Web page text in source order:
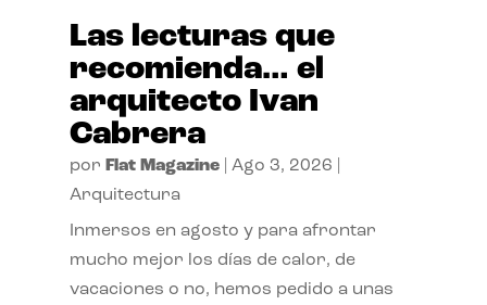
Las lecturas que
recomienda… el
arquitecto Ivan
Cabrera
por Flat Magazine| Ago 3, 2026
Arquitectura
Inmersos en agosto y para afrontar
mucho mejor los días de calor, de
vacaciones o no, hemos pedido a unas